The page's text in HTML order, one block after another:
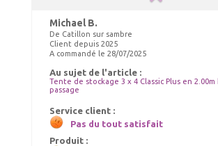
ELASTIQUES LONGS
Choix Coloris : Blanc, Quantités : 50
55.00 € TTC livré
59.00 €
Ajout panier
Michael B.
De Catillon sur sambre
Client depuis 2025
A commandé le 28/07/2025
Au sujet de l'article :
Tente de stockage 3 x 4 Classic Plus en
passage
Service client :
Pas du tout satisfait
Produit :